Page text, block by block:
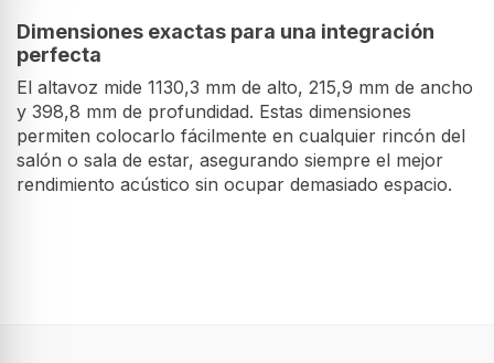
Dimensiones exactas para una integración
perfecta
El altavoz mide 1130,3 mm de alto, 215,9 mm de ancho
y 398,8 mm de profundidad. Estas dimensiones
permiten colocarlo fácilmente en cualquier rincón del
salón o sala de estar, asegurando siempre el mejor
rendimiento acústico sin ocupar demasiado espacio.